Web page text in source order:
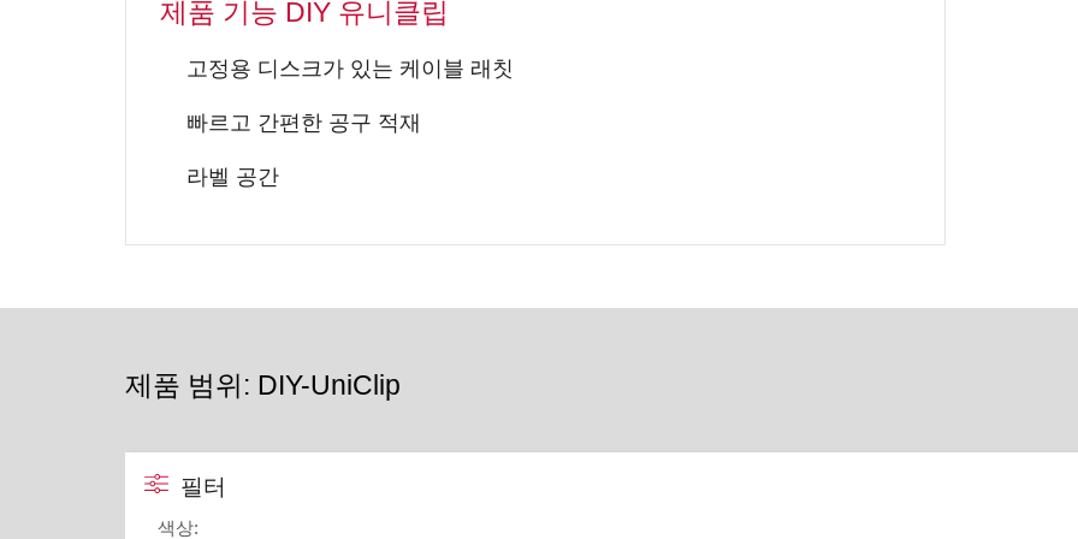
제품 기능 DIY 유니클립
고정용 디스크가 있는 케이블 래칫
빠르고 간편한 공구 적재
라벨 공간
제품 범위: DIY-UniClip
필터
색상: